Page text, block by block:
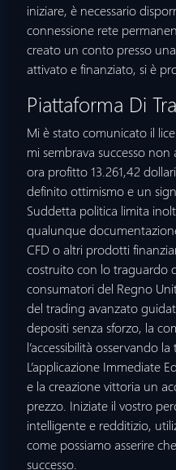
iniziare, è necessario
connessione rete
creato un conto presso
attivato e finanziato, si è
Piattaforma Di
Mi è stato comunicato il
mi sembrava successo
ora profitto 13.261,42
definito ottimismo e un
Suddetta politica limita
qualunque
CFD o altri prodotti
costruito con lo traguardo
consumatori del Regno
del trading avanzato
depositi senza sforzo, la
l’accessibilità osservando
L’applicazione Immediate
e la creazione vittoria un
prezzo. Iniziate il vostro
intelligente e redditizio,
come possiamo asserire
successo.